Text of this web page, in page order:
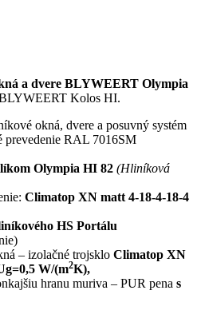
a dvere BLYWEERT Olympia
Kolos HI.
okná, dvere a posuvný systém
prevedenie RAL 7016SM
Olympia HI 82 (Hliníková
Climatop XN matt 4-18-4-18-4
HS Portálu
– izolačné trojsklo Climatop XN
W/(m2K),
hranu muriva – PUR pena s